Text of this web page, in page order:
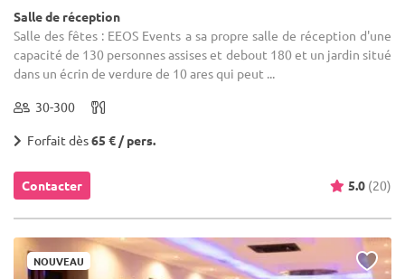
Salle de réception
Salle des fêtes : EEOS Events a sa propre salle de réception d'une
capacité de 130 personnes assises et debout 180 et un jardin situé
dans un écrin de verdure de 10 ares qui peut ...
30-300
Forfait dès65 € / pers.
Contacter 5.0 (20)
NOUVEAU